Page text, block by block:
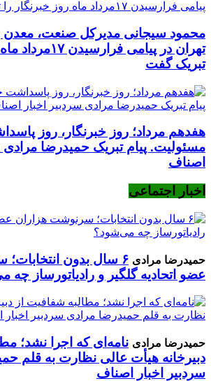
محمود سیجانی مدیرکل صنعت، معدن
تهران در پیامی
تبریک گفت
هفدهم مرداد؛ روز خبرنگار، روز
مسئولیت. پیام تبریک حمیدرضا مرادی
اصناف
اخبار اجتماعی
حمیدرضا مرادی
۶ سال بدون
عضو اتحادیه گلگیر و رادیاتورساز چه
حمیدرضا مرادی نامه‌ای که اجرا نشد؛
دبیرخانه هیأت عالی نظارت به قلم
سردبیر اخبار اصناف